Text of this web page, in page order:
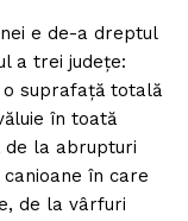
e de-a dreptul
a trei județe:
o suprafață totală
în toată
de la abrupturi
în care
de la vârfuri